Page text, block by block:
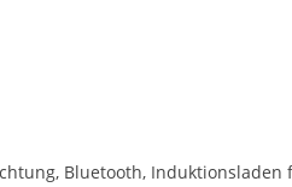
Bluetooth, Induktionsladen